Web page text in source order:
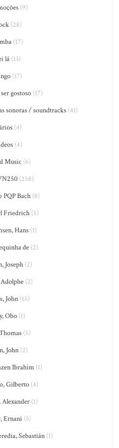
(9)
(28)
(17)
lá (13)
(17)
gostoso (17)
sonoras / soundtracks(41)
(4)
(4)
Music (6)
(258)
PQP Bach(8)
Friedrich(5)
Hans(1)
de (2)
Joseph(2)
(2)
John (15)
Obo (1)
(5)
John (2)
Ibrahim (1)
Gilberto (4)
(1)
Ernani (5)
Sebastián(1)